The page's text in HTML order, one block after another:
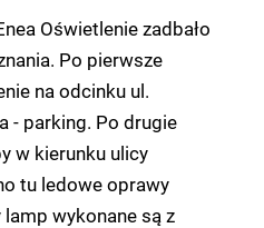
Oświetlenie zadbało
Po pierwsze
na odcinku ul.
- parking. Po drugie
w kierunku ulicy
tu ledowe oprawy
lamp wykonane są z